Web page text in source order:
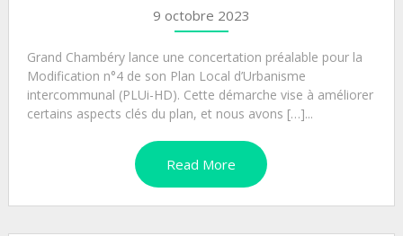
9 octobre 2023
Grand Chambéry lance une concertation préalable pour la
Modification n°4 de son Plan Local d’Urbanisme
intercommunal (PLUi-HD). Cette démarche vise à améliorer
certains aspects clés du plan, et nous avons […]...
Read More